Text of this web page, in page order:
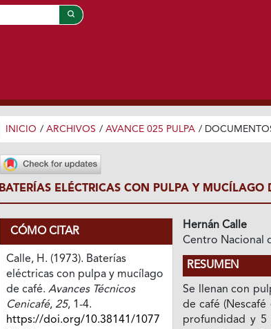
INICIO / ARCHIVOS / AVANCE 025 PULPA /
BATERÍAS ELÉCTRICAS CON PULPA Y MUCÍLAGO
CÓMO CITAR
Calle, H. (1973). Baterías
eléctricas con pulpa y mucílago
de café. Avances Técnicos
Cenicafé, 25, 1-4.
https://doi.org/10.38141/1077
Hernán Calle
Centro Nacional
RESUMEN
Se llenan con
de café
profundidad y